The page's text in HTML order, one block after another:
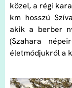
közel, a régi
km hosszú
akik a berber
(Szahara
életmódjukról a